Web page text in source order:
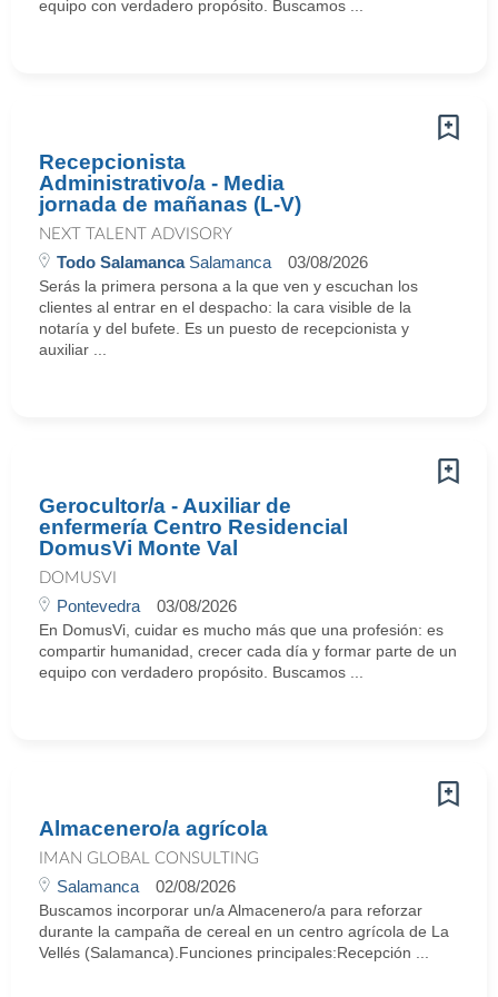
equipo con verdadero propósito. Buscamos ...
Recepcionista
Administrativo/a - Media
jornada de mañanas (L-V)
NEXT TALENT ADVISORY
Todo SalamancaSalamanca 03/08/2026
Serás la primera persona a la que ven y escuchan los
clientes al entrar en el despacho: la cara visible de la
notaría y del bufete. Es un puesto de recepcionista y
auxiliar ...
Gerocultor/a - Auxiliar de
enfermería Centro Residencial
DomusVi Monte Val
DOMUSVI
Pontevedra 03/08/2026
En DomusVi, cuidar es mucho más que una profesión: es
compartir humanidad, crecer cada día y formar parte de un
equipo con verdadero propósito. Buscamos ...
Almacenero/a agrícola
IMAN GLOBAL CONSULTING
Salamanca 02/08/2026
Buscamos incorporar un/a Almacenero/a para reforzar
durante la campaña de cereal en un centro agrícola de La
Vellés (Salamanca).Funciones principales:Recepción ...